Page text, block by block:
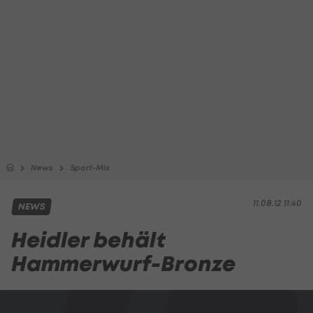
News Sport-Mix
11.08.12 11:40
NEWS
Heidler behält
Hammerwurf-Bronze